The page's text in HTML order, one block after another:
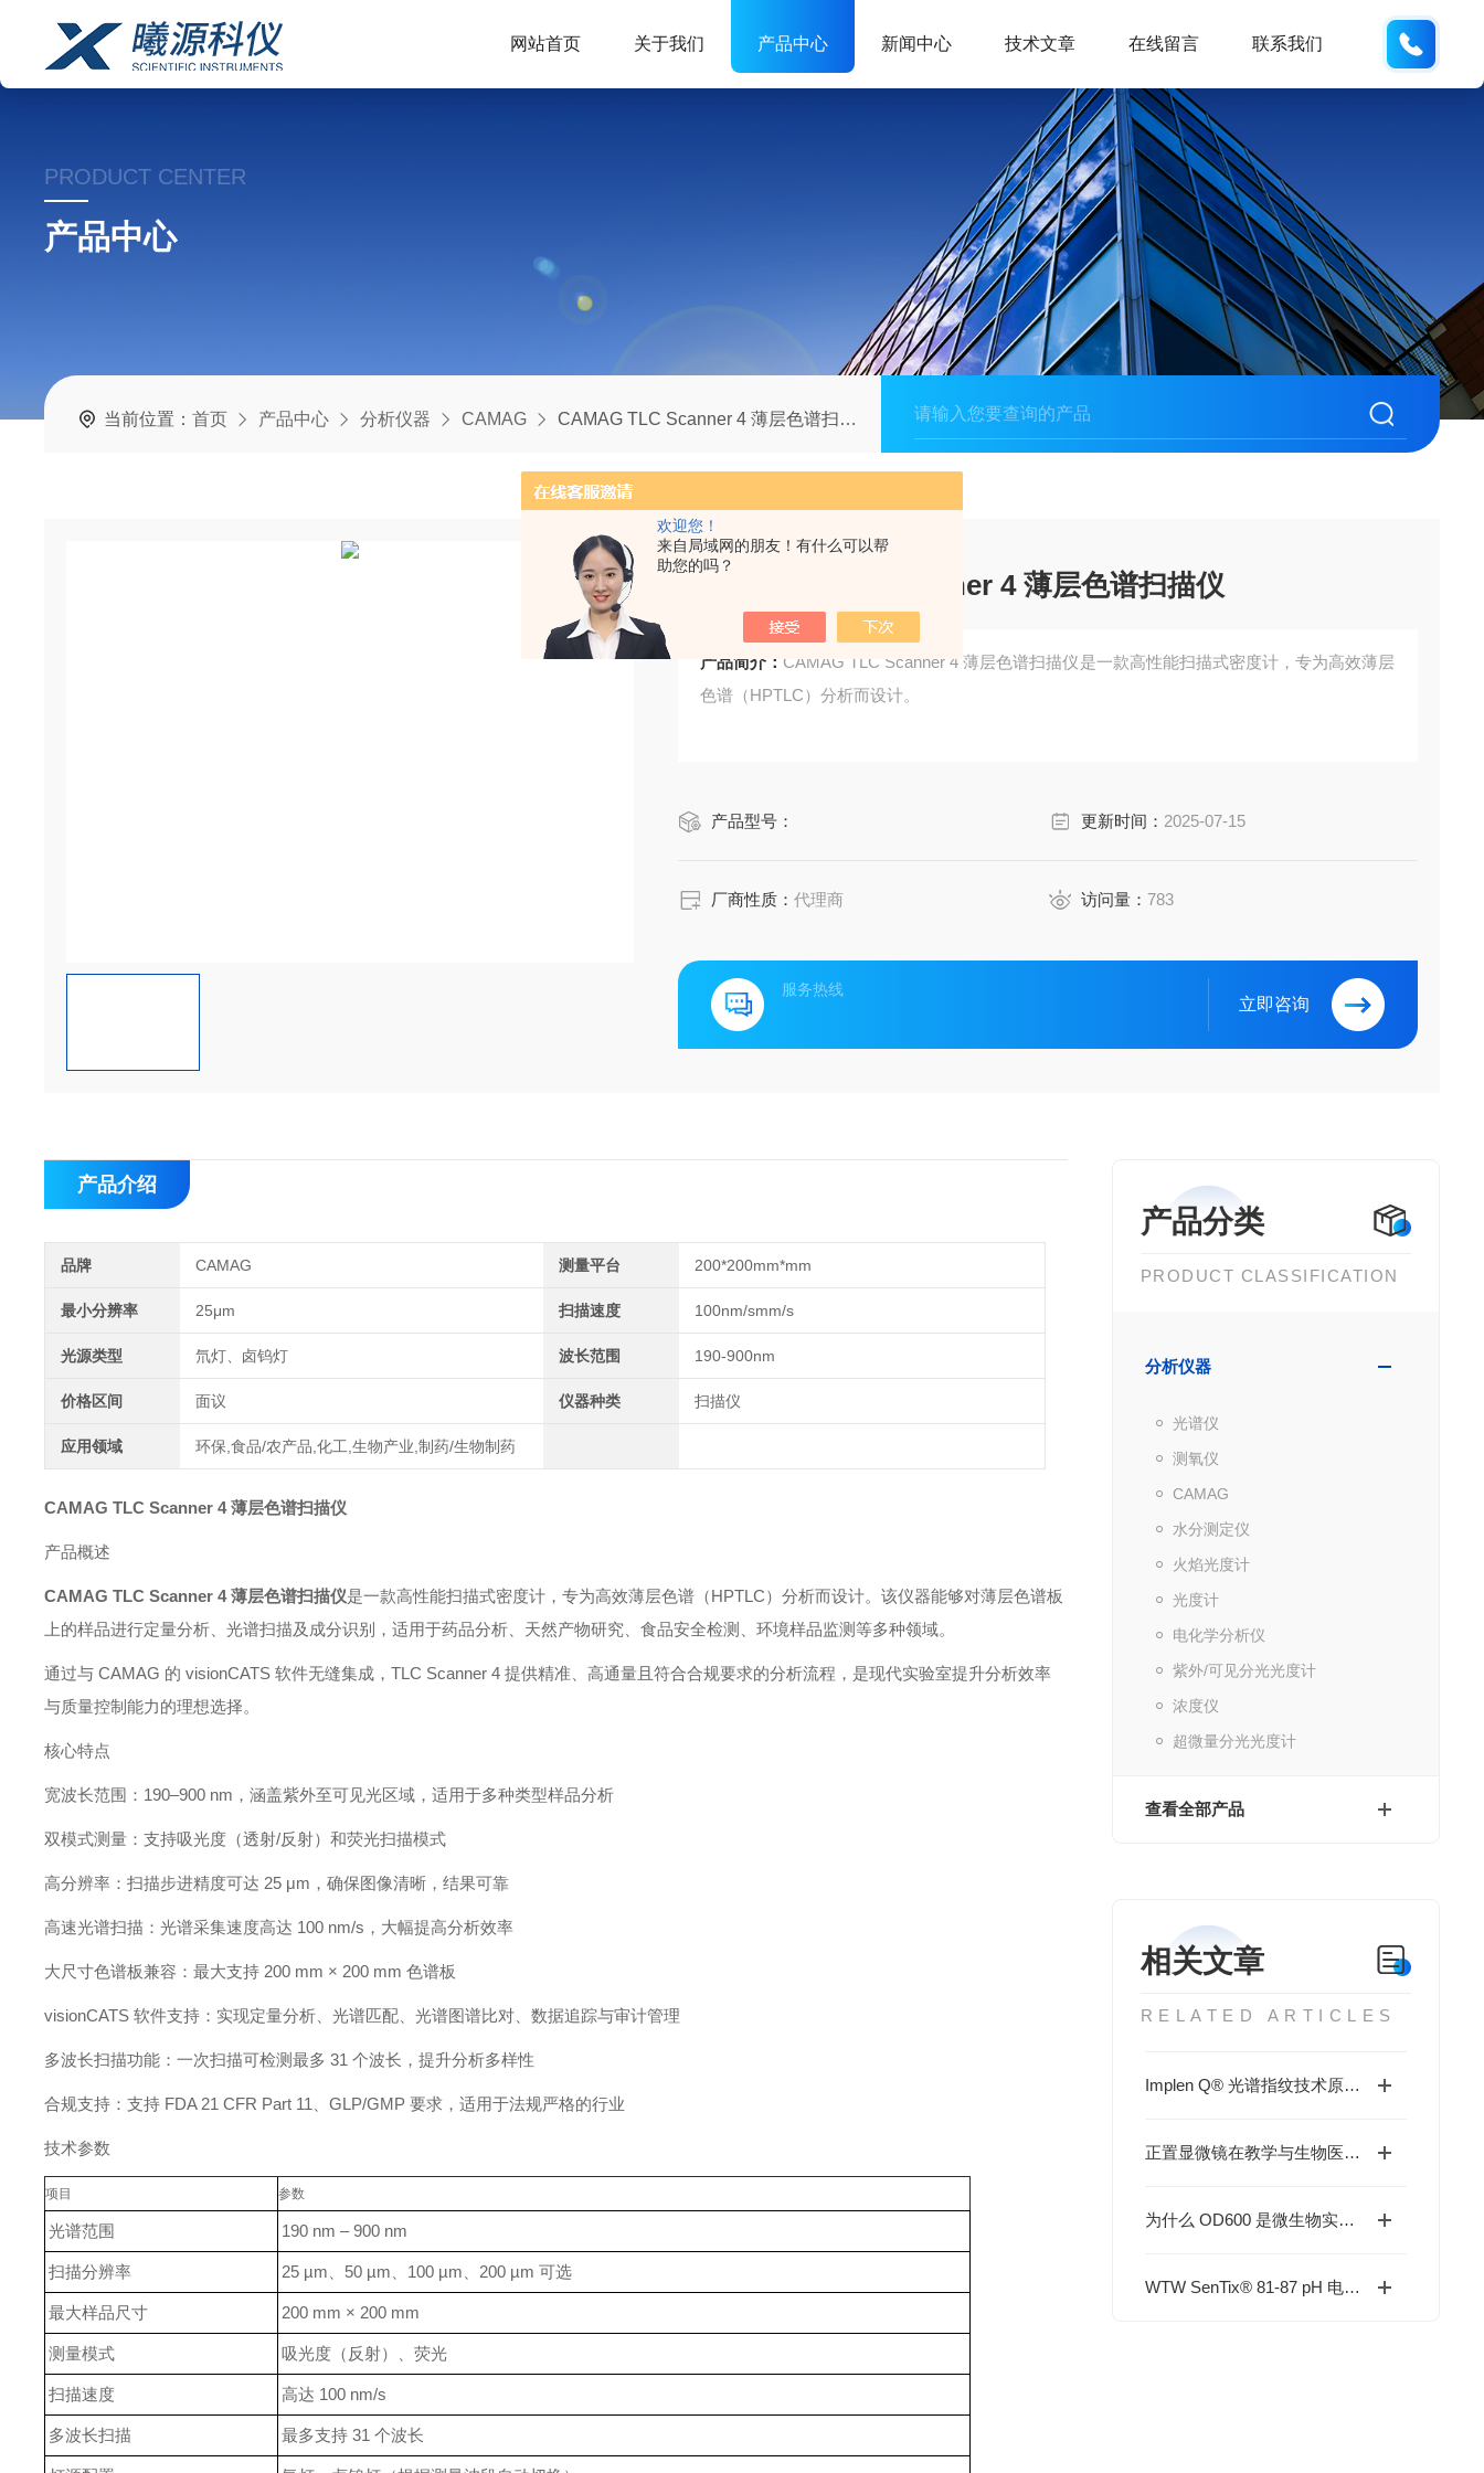
欢迎您！
来自局域网的朋友！有什么可以帮
助您的吗？
网站首页 关于我们 产品中心 新闻中心 技术文章 在线留言 联系我们
PRODUCT CENTER
产品中心
当前位置：首页 产品中心 分析仪器 CAMAG CAMAG TLC Scanner 4 薄层色谱扫描仪
CAMAG TLC Scanner 4 薄层色谱扫描仪
产品简介： CAMAG TLC Scanner 4 薄层色谱扫描仪是一款高性能扫描式密度计，专为高效薄层
色谱（HPTLC）分析而设计。
产品型号： 更新时间： 2025-07-15
厂商性质：代理商 访问量： 783
服务热线
立即咨询
产品分类
PRODUCT CLASSIFICATION
分析仪器
光谱仪
测氧仪
CAMAG
水分测定仪
火焰光度计
光度计
电化学分析仪
紫外/可见分光光度计
浓度仪
超微量分光光度计
查看全部产品
相关文章
RELATED ARTICLES
Implen Q® 光谱指纹技术原理与应用
正置显微镜在教学与生物医药实验中的应用分析
为什么 OD600 是微生物实验中最重要的参数之一？
WTW SenTix® 81-87 pH 电极选型与维护全指南
产品介绍
品牌 CAMAG 测量平台 200*200mm*mm
最小分辨率 25μm 扫描速度 100nm/smm/s
光源类型 氘灯、卤钨灯 波长范围 190-900nm
价格区间 面议 仪器种类 扫描仪
应用领域 环保,食品/农产品,化工,生物产业,制药/生物制药
CAMAG TLC Scanner 4 薄层色谱扫描仪
产品概述
CAMAG TLC Scanner 4 薄层色谱扫描仪是一款高性能扫描式密度计，专为高效薄层色谱（HPTLC）分析而设计。该仪器能够对薄层色谱板
上的样品进行定量分析、光谱扫描及成分识别，适用于药品分析、天然产物研究、食品安全检测、环境样品监测等多种领域。
通过与 CAMAG 的 visionCATS 软件无缝集成，TLC Scanner 4 提供精准、高通量且符合合规要求的分析流程，是现代实验室提升分析效率
与质量控制能力的理想选择。
核心特点
宽波长范围：190–900 nm，涵盖紫外至可见光区域，适用于多种类型样品分析
双模式测量：支持吸光度（透射/反射）和荧光扫描模式
高分辨率：扫描步进精度可达 25 μm，确保图像清晰，结果可靠
高速光谱扫描：光谱采集速度高达 100 nm/s，大幅提高分析效率
大尺寸色谱板兼容：最大支持 200 mm × 200 mm 色谱板
visionCATS 软件支持：实现定量分析、光谱匹配、光谱图谱比对、数据追踪与审计管理
多波长扫描功能：一次扫描可检测最多 31 个波长，提升分析多样性
合规支持：支持 FDA 21 CFR Part 11、GLP/GMP 要求，适用于法规严格的行业
技术参数
项目 参数
光谱范围 190 nm – 900 nm
扫描分辨率 25 µm、50 µm、100 µm、200 µm 可选
最大样品尺寸 200 mm × 200 mm
测量模式 吸光度（反射）、荧光
扫描速度 高达 100 nm/s
多波长扫描 最多支持 31 个波长